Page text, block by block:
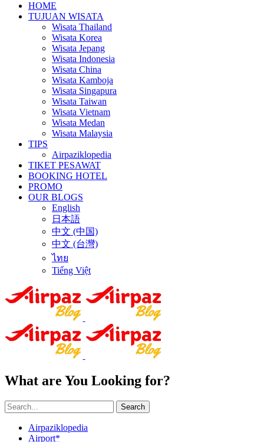
HOME
TUJUAN WISATA
Wisata Thailand
Wisata Korea
Wisata Jepang
Wisata Indonesia
Wisata China
Wisata Kamboja
Wisata Singapura
Wisata Taiwan
Wisata Vietnam
Wisata Medan
Wisata Malaysia
TIPS
Airpaziklopedia
TIKET PESAWAT
BOOKING HOTEL
PROMO
OUR BLOGS
English
日本語
中文 (中国)
中文 (台灣)
ไทย
Tiếng Việt
What are You Looking for?
Search
Airpaziklopedia
Airport*